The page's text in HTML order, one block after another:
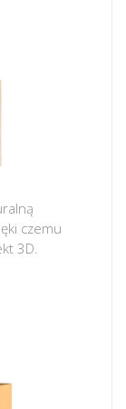
czemu
3D.